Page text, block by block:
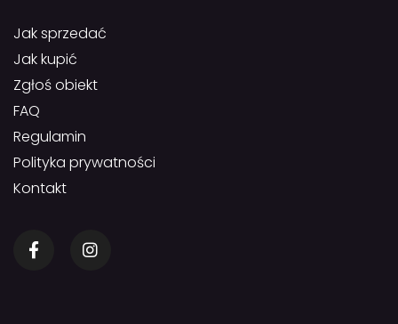
Jak sprzedać
Jak kupić
Zgłoś obiekt
FAQ
Regulamin
Polityka prywatności
Kontakt